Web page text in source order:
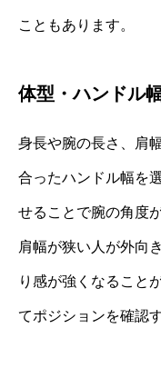
こともあります。
体型・ハンドル
身長や腕の長さ、肩
合ったハンドル幅を
せることで腕の角度
肩幅が狭い人が外向
り感が強くなること
てポジションを確認